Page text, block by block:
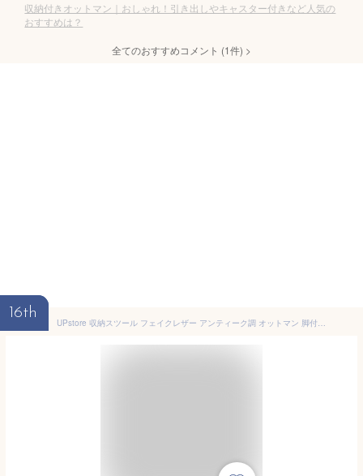
収納付きオットマン｜おしゃれ！引き出しやキャスター付きなど人気の
おすすめは？
全てのおすすめコメント (1件) >
16th
UPstore 収納スツール フェイクレザー アンティーク調 オットマン 脚付き ヴィンテージ調 おしゃれ 家具 椅子 足置き 収納ベンチ 収納ボックス スツール リビング 玄関 (グリーン)